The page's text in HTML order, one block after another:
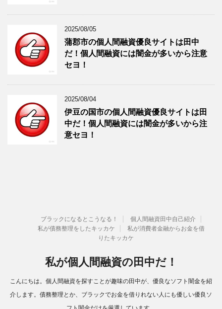
2025/08/05
蒲郡市の個人間融資優良サイトは田中
だ！個人間融資には闇金が多いから注意
セヨ！
2025/08/04
伊豆の国市の個人間融資優良サイトは田
中だ！個人間融資には闇金が多いから注
意セヨ！
ブラックになるとこうなる！
個人間融資田中自己紹介
私が債務整理をしたキッカケ
私が消費者金融からお金を借
りたキッカケ
私が個人間融資の田中だ！
こんにちは。個人間融資を探すことが趣味の田中が、優良なソフト闇金を紹
介します。債務整理とか、ブラックでお金を借りれない人にも優しい優良ソ